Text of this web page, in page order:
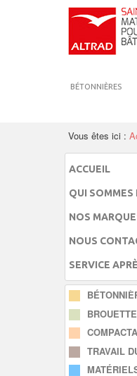
BÉTONNIÈRES
Vous êtes ici :
ACCUEIL
QUI SOMMES
NOS
NOUS
SERVICE
TRAVAIL